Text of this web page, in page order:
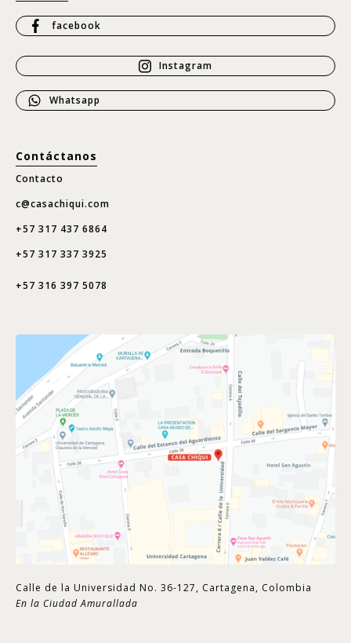
facebook
Instagram
Whatsapp
Contáctanos
Contacto
c@casachiqui.com
+57 317 437 6864
+57 317 337 3925
+57 316 397 5078
Calle de la Universidad No. 36-127, Cartagena, Colombia
En la Ciudad Amurallada